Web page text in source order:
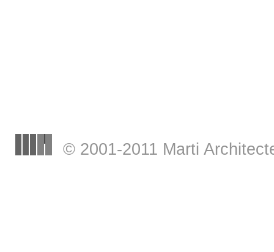
© 2001-2011 Marti